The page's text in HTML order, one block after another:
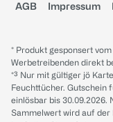
AGB Impressum
* Produkt gesponsert
Werbetreibenden direkt
*³ Nur mit gültiger jö
Feuchttücher. Gutschein
einlösbar bis 30.09.2026.
Sammelwert wird auf der